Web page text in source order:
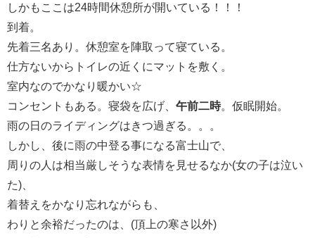
しかもここは24時間休憩所が開いている！！！
到着。
先着三名あり。休憩室を陣取って寝ている。
仕方ないからトイレの近くにマットを敷く。
室内なのでかなり暖かい☆
コンセントもある。寝袋を広げ、 午前二時。仮眠開始。
雨の日のライディングはきつ過ぎる。。。
しかし、後に雨の中登る事になる富士山で、
周りの人は相当厳しそうな表情を見せるなか(女の子は泣い
た)、
着替えをかなり忘れながらも、
わりと余裕だったのは、(頂上の寒さ以外)